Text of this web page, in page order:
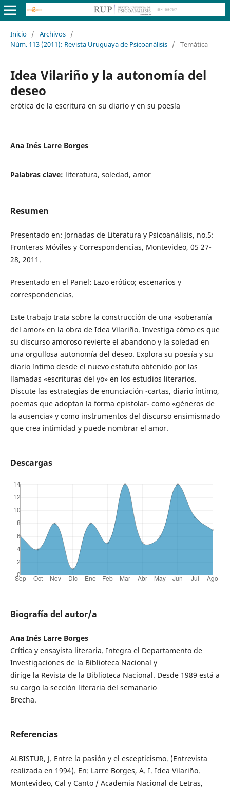
Inicio / Archivos /
Núm. 113 (2011): Revista Uruguaya de Psicoanálisis / Temática
Idea Vilariño y la autonomía del
deseo
erótica de la escritura en su diario y en su poesía
Ana Inés Larre Borges
Palabras clave: literatura, soledad, amor
Resumen
Presentado en: Jornadas de Literatura y Psicoanálisis, no.5:
Fronteras Móviles y Correspondencias, Montevideo, 05 27-
28, 2011.
Presentado en el Panel: Lazo erótico; escenarios y
correspondencias.
Este trabajo trata sobre la construcción de una «soberanía
del amor» en la obra de Idea Vilariño. Investiga cómo es que
su discurso amoroso revierte el abandono y la soledad en
una orgullosa autonomía del deseo. Explora su poesía y su
diario íntimo desde el nuevo estatuto obtenido por las
llamadas «escrituras del yo» en los estudios literarios.
Discute las estrategias de enunciación -cartas, diario íntimo,
poemas que adoptan la forma epistolar- como «géneros de
la ausencia» y como instrumentos del discurso ensimismado
que crea intimidad y puede nombrar el amor.
Descargas
Biografía del autor/a
Ana Inés Larre Borges
Crítica y ensayista literaria. Integra el Departamento de
Investigaciones de la Biblioteca Nacional y
dirige la Revista de la Biblioteca Nacional. Desde 1989 está a
su cargo la sección literaria del semanario
Brecha.
Referencias
ALBISTUR, J. Entre la pasión y el escepticismo. (Entrevista
realizada en 1994). En: Larre Borges, A. I. Idea Vilariño.
Montevideo, Cal y Canto / Academia Nacional de Letras,